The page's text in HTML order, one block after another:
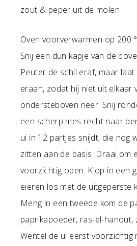
zout & peper uit de molen
Oven voorverwarmen op 200
Snij een dun kapje van de
Peuter de schil eraf, maar
eraan, zodat hij niet uit elkaar
ondersteboven neer. Snij
een scherp mes recht naar
ui in 12 partjes snijdt, die nog
zitten aan de basis. Draai om
voorzichtig open. Klop in een
eieren los met de uitgeperste
Meng in een tweede kom de
paprikapoeder, ras-el-hanout,
Wentel de ui eerst voorzichtig